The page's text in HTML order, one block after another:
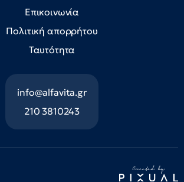
Επικοινωνία
Πολιτική απορρήτου
Ταυτότητα
info@alfavita.gr
210 3810243